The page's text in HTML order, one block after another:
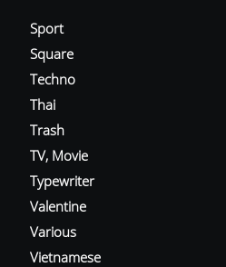
Sport
Square
Techno
Thai
Trash
TV, Movie
Typewriter
Valentine
Various
Vietnamese